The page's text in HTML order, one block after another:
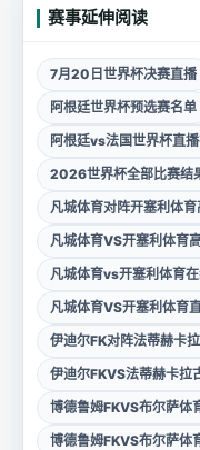
赛事延伸阅读
7月20日世界杯决赛直播
阿根廷世界杯预选赛名单
阿根廷vs法国世界杯直
2026世界杯全部比赛结
凡城体育对阵开塞利体
凡城体育VS开塞利体育
凡城体育vs开塞利体育
凡城体育VS开塞利体育
伊迪尔FK对阵法蒂赫卡
伊迪尔FKVS法蒂赫卡拉
博德鲁姆FKVS布尔萨体
博德鲁姆FKVS布尔萨体